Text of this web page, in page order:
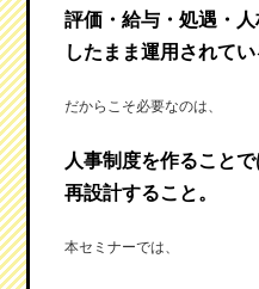
評価・給与・処遇・
したまま運用されてい
だからこそ必要なのは、
人事制度を作ること
再設計すること。
本セミナーでは、